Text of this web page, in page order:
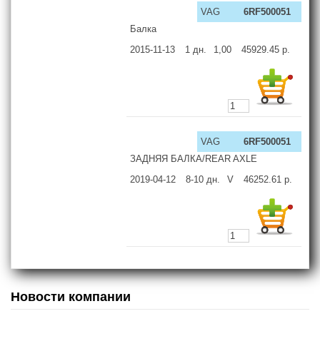
VAG
6RF500051
Балка
2015-11-13
1 дн. 1,00 45929.45 р.
VAG
6RF500051
ЗАДНЯЯ БАЛКА/REAR AXLE
2019-04-12
8-10 дн. V 46252.61 р.
Новости компании